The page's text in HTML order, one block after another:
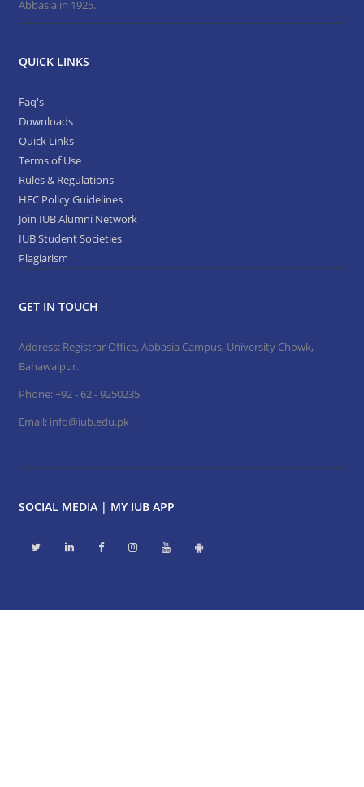
Abbasia in 1925.
QUICK LINKS
Faq's
Downloads
Quick Links
Terms of Use
Rules & Regulations
HEC Policy Guidelines
Join IUB Alumni Network
IUB Student Societies
Plagiarism
GET IN TOUCH
Address: Registrar Office, Abbasia Campus, University Chowk,
Bahawalpur.
Phone:+92 - 62 - 9250235
Email: info@iub.edu.pk
SOCIAL MEDIA | MY IUB APP